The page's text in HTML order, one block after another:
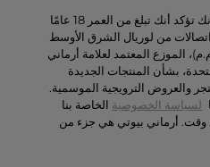
من خلال تحديد هذا المربع، فإنك تؤكد أنك تبلغ من العمر 18 عامًا
من لوريال الشرق الأوسط
الموزع المعتمد لعلامة أرماني
بشأن المنتجات الجديدة
والعروض الترويجية الموسمية.
لسياسة الخصوصية الخاصة بنا
وقت. أرماني بيوتي هي جزء من